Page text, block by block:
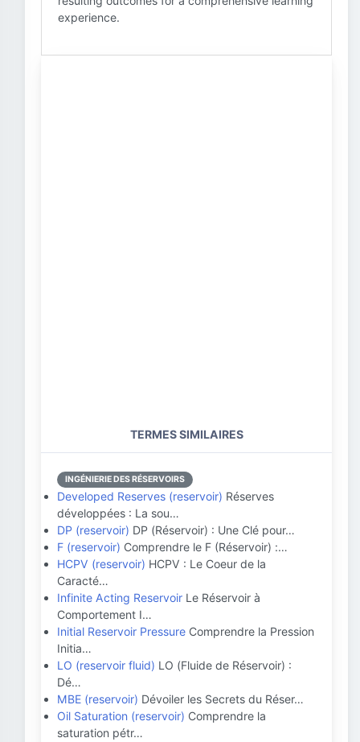
experience.
TERMES SIMILAIRES
INGÉNIERIE DES RÉSERVOIRS
Developed Reserves (reservoir) Réserves
développées : La sou…
DP (reservoir) DP (Réservoir) : Une Clé pour…
F (reservoir) Comprendre le F (Réservoir) :…
HCPV (reservoir) HCPV : Le Coeur de la
Caracté…
Infinite Acting Reservoir Le Réservoir à
Comportement I…
Initial Reservoir Pressure Comprendre la Pression
Initia…
LO (reservoir fluid) LO (Fluide de Réservoir) :
Dé…
MBE (reservoir) Dévoiler les Secrets du Réser…
Oil Saturation (reservoir) Comprendre la
saturation pétr…